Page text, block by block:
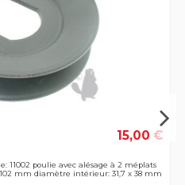
15,00 €
11002 poulie avec alésage à 2 méplats
mm diamètre intérieur: 31,7 x 38 mm